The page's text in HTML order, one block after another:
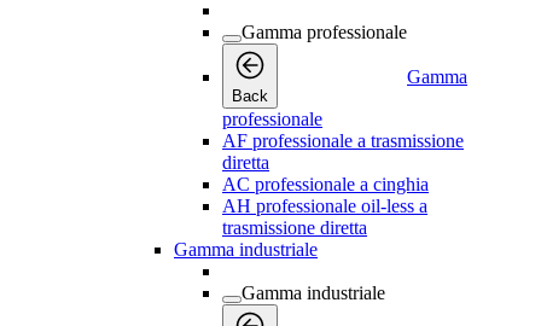
Gamma professionale
Back
Gamma
professionale
AF professionale a trasmissione
diretta
AC professionale a cinghia
AH professionale oil-less a
trasmissione diretta
Gamma industriale
Gamma industriale